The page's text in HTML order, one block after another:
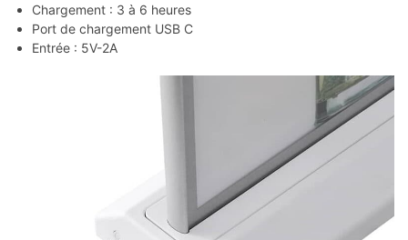
Chargement : 3 à 6 heures
Port de chargement USB C
Entrée : 5V-2A